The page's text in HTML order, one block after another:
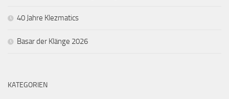
40 Jahre Klezmatics
Basar der Klänge 2026
KATEGORIEN